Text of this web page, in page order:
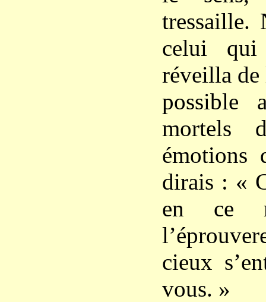
tressaille.
celui
réveilla
possible
mortels
émotions
dirais : «
en ce
cieux
vous. »